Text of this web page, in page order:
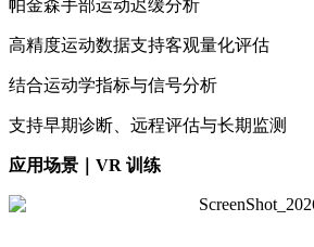
帕金森手部运动迟缓分析
高精度运动数据支持客观量化评估
结合运动学指标与信号分析
支持早期诊断、远程评估与长期监测
应用场景｜VR 训练